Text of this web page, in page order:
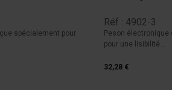
spécialement pour
Réf : 4902-3
Peson
pour une lisibilité...
32,28 €